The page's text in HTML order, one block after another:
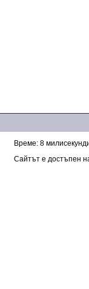
Време: 8
Сайтът е достъпен